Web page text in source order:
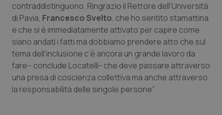
Valle D’Aosta
Veneto
Oncodermatologia
Oncoematologia
Oncologia & Nutrizione
Psoriasi & pelle
contraddistinguono. Ringrazio il Rettore dell’Università
di Pavia, Francesco Svelto, che ho sentito stamattina
e che si è immediatamente attivato per capire come
siano andati i fatti ma dobbiamo prendere atto che sul
tema dell’inclusione c’è ancora un grande lavoro da
fare– conclude Locatelli- che deve passare attraverso
una presa di coscienza collettiva ma anche attraverso
la responsabilità delle singole persone”.